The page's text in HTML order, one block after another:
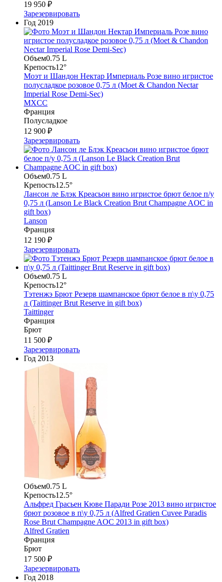
19 950 ₽
Зарезервировать
Год 2019
Объем0.75 L
Крепость12°
Моэт и Шандон Нектар Империаль Розе вино игристое
полусладкое розовое 0,75 л (Moet & Chandon Nectar
Imperial Rose Demi-Sec)
MXCC
Франция
Полусладкое
12 900 ₽
Зарезервировать
Объем0.75 L
Крепость12.5°
Лансон ле Блэк Креасьон вино игристое брют белое п/у
0,75 л (Lanson Le Black Creation Brut Champagne AOC in
gift box)
Lanson
Франция
12 190 ₽
Зарезервировать
Объем0.75 L
Крепость12°
Тэтенжэ Брют Резерв шампанское брют белое в п\у 0,75
л (Taittinger Brut Reserve in gift box)
Taittinger
Франция
Брют
11 500 ₽
Зарезервировать
Год 2013
Объем0.75 L
Крепость12.5°
Альфред Грасьен Кюве Паради Розе 2013 вино игристое
брют розовое в п\у 0,75 л (Alfred Gratien Cuvee Paradis
Rose Brut Champagne AOC 2013 in gift box)
Alfred Gratien
Франция
Брют
17 500 ₽
Зарезервировать
Год 2018